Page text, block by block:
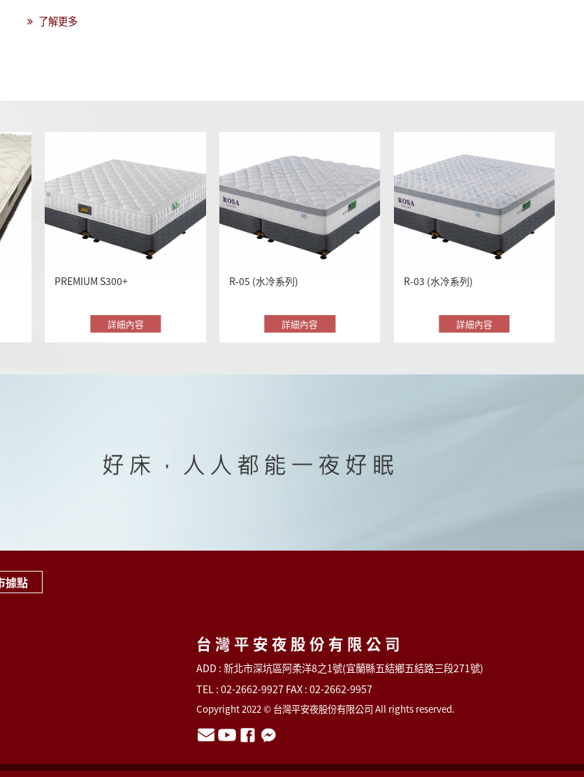
了解更多
PREMIUM S300+
詳細內容
R-05 (水冷系列)
詳細內容
R-03 (水冷系列)
詳細內容
R-01 (水冷系列)
詳細內容
1/4 自然睡眠硬式二線
詳細內容
NS-10 電動床(涼爽+抗磁)
詳細內容
據點
台灣平安夜股份有限公司
ADD : 新北市深坑區阿柔洋8之1號(宜蘭縣五結鄉五結路三段271號)
TEL : 02-2662-9927 FAX : 02-2662-9957
Copyright 2022 © 台灣平安夜股份有限公司 All rights reserved.